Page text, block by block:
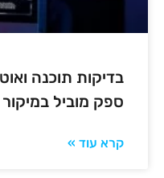
בדיקות תוכנה
ספק מוביל
קרא עוד »